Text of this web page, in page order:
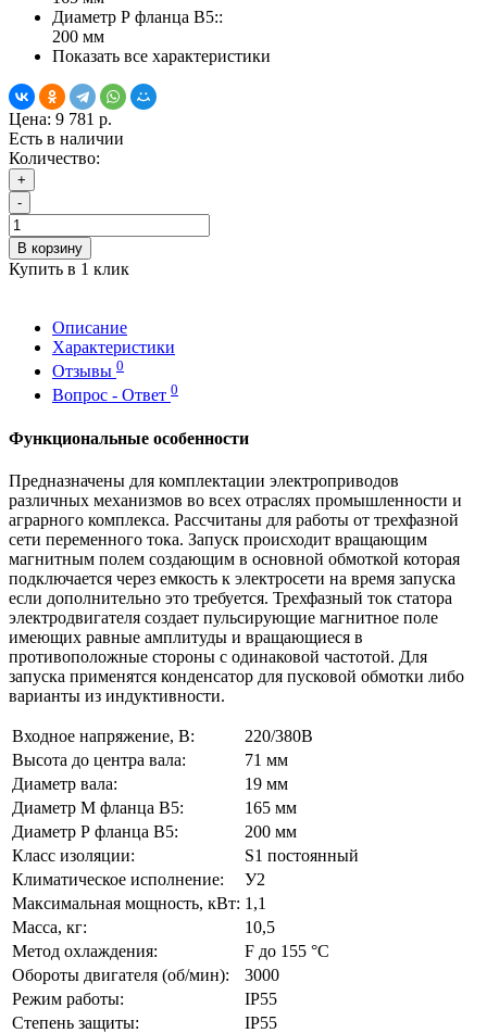
Диаметр Р фланца В5::
200 мм
Показать все характеристики
Цена: 9 781 р.
Есть в наличии
Количество:
+
-
В корзину
Купить в 1 клик
Описание
Характеристики
Отзывы 0
Вопрос - Ответ 0
Функциональные особенности
Предназначены для комплектации электроприводов
различных механизмов во всех отраслях промышленности и
аграрного комплекса. Рассчитаны для работы от трехфазной
сети переменного тока. Запуск происходит вращающим
магнитным полем создающим в основной обмоткой которая
подключается через емкость к электросети на время запуска
если дополнительно это требуется. Трехфазный ток статора
электродвигателя создает пульсирующие магнитное поле
имеющих равные амплитуды и вращающиеся в
противоположные стороны с одинаковой частотой. Для
запуска применятся конденсатор для пусковой обмотки либо
варианты из индуктивности.
Входное напряжение, В:
220/380В
Высота до центра вала:
71 мм
Диаметр вала:
19 мм
Диаметр М фланца В5:
165 мм
Диаметр Р фланца В5:
200 мм
Класс изоляции:
S1 постоянный
Климатическое исполнение:
У2
Максимальная мощность, кВт: 1,1
Масса, кг:
10,5
Метод охлаждения:
F до 155 °C
Обороты двигателя (об/мин):
3000
Режим работы:
IP55
Степень защиты:
IP55